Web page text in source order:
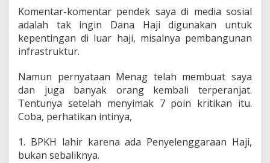
Komentar-komentar pendek saya di media sosial
adalah tak ingin Dana Haji digunakan untuk
kepentingan di luar haji, misalnya pembangunan
infrastruktur.
Namun pernyataan Menag telah membuat saya
dan juga banyak orang kembali terperanjat.
Tentunya setelah menyimak 7 poin kritikan itu.
Coba, perhatikan intinya,
1. BPKH lahir karena ada Penyelenggaraan Haji,
bukan sebaliknya.